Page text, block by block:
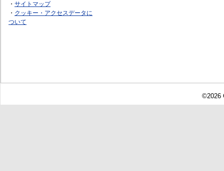
・ サイトマップ
・ クッキー・アクセスデータに
ついて
©2026